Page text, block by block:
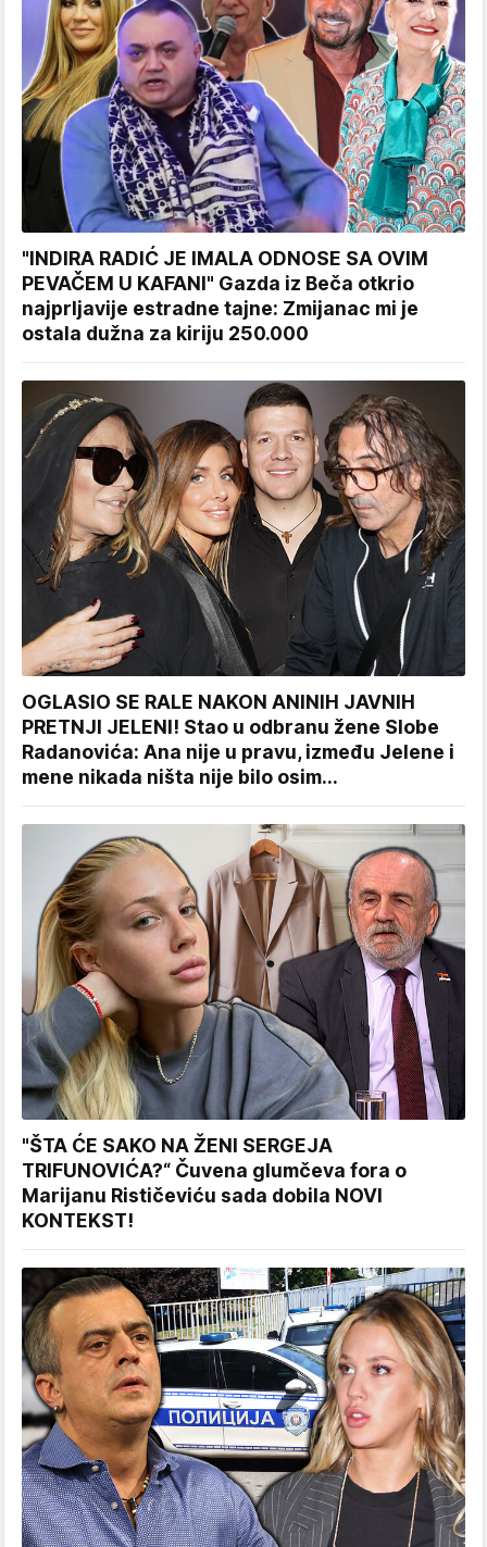
"INDIRA RADIĆ JE IMALA ODNOSE SA OVIM
PEVAČEM U KAFANI" Gazda iz Beča otkrio
najprljavije estradne tajne: Zmijanac mi je
ostala dužna za kiriju 250.000
OGLASIO SE RALE NAKON ANINIH JAVNIH
PRETNJI JELENI! Stao u odbranu žene Slobe
Radanovića: Ana nije u pravu, između Jelene i
mene nikada ništa nije bilo osim...
"ŠTA ĆE SAKO NA ŽENI SERGEJA
TRIFUNOVIĆA?“ Čuvena glumčeva fora o
Marijanu Rističeviću sada dobila NOVI
KONTEKST!